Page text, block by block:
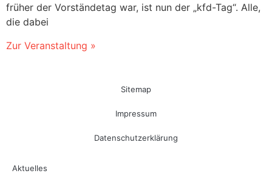
früher der Vorständetag war, ist nun der „kfd-Tag“. Alle,
die dabei
Zur Veranstaltung »
Sitemap
Impressum
Datenschutzerklärung
Aktuelles